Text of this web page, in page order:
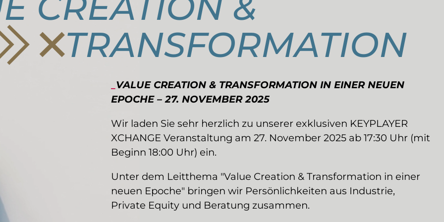
TRANSFORMATION
VALUE CREATION & TRANSFORMATION IN EINER NEUEN
EPOCHE – 27. NOVEMBER 2025
Wir laden Sie sehr herzlich zu unserer exklusiven KEYPLAYER
XCHANGE Veranstaltung am 27. November 2025 ab 17:30 Uhr (mit
Beginn 18:00 Uhr) ein.
Unter dem Leitthema "Value Creation & Transformation in einer
neuen Epoche" bringen wir Persönlichkeiten aus Industrie,
Private Equity und Beratung zusammen.